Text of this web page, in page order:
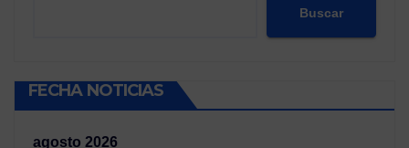
Buscar
FECHA NOTICIAS
agosto 2026